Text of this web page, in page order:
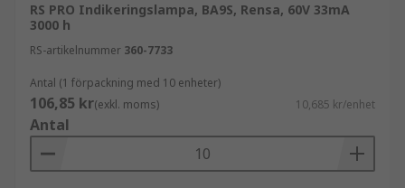
RS PRO Indikeringslampa, BA9S, Rensa, 60V 33mA
3000 h
RS-artikelnummer 360-7733
Antal (1 förpackning med 10 enheter)
106,85 kr(exkl. moms) 10,685 kr/enhet
Antal